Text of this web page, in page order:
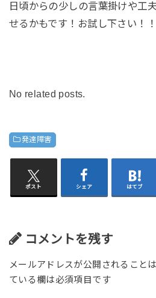
日頃からの少しの言葉掛けや工
せるかもです！お試し下さい！！
No related posts.
発達障害
ポスト シェア はてブ
コメントを残す
メールアドレスが公開されること
ている欄は必須項目です